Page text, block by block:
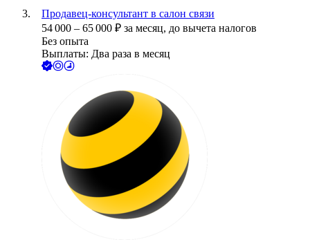
Продавец-консультант в салон связи
54 000 – 65 000 ₽ за месяц, до вычета налогов
Без опыта
Выплаты: Два раза в месяц